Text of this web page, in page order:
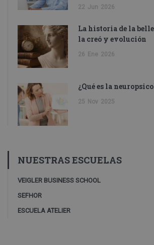
22 Jun 2026
La historia de la
la creó y evolución
26 Ene 2026
¿Qué es la
25 Nov 2025
NUESTRAS ESCUELAS
VEIGLER BUSINESS SCHOOL
SEFHOR
ESCUELA ATELIER